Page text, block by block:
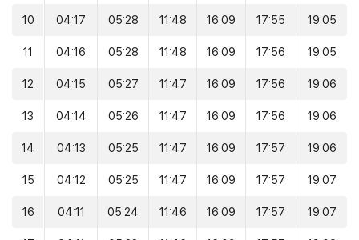
10 04:17 05:28 11:48 16:09 17:55 19:05
11 04:16 05:28 11:48 16:09 17:56 19:05
12 04:15 05:27 11:47 16:09 17:56 19:06
13 04:14 05:26 11:47 16:09 17:56 19:06
14 04:13 05:25 11:47 16:09 17:57 19:06
15 04:12 05:25 11:47 16:09 17:57 19:07
16 04:11 05:24 11:46 16:09 17:57 19:07